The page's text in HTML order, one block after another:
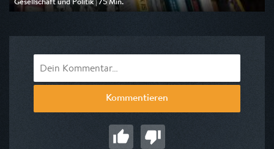
Ausgestrahlt von ZDF info
Kommentieren